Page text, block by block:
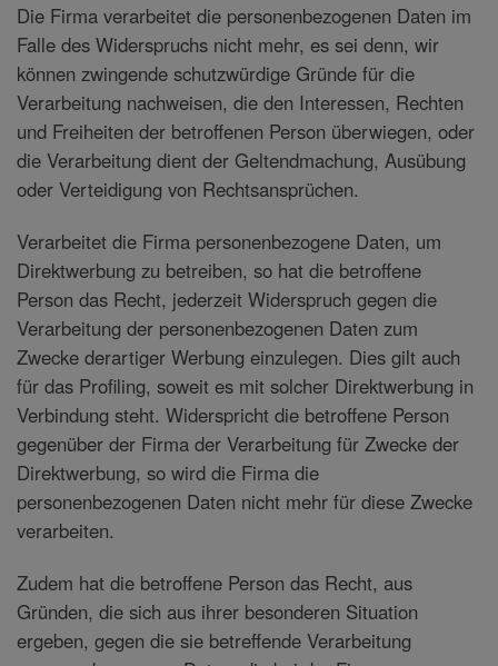
Die Firma verarbeitet die personenbezogenen Daten im
Falle des Widerspruchs nicht mehr, es sei denn, wir
können zwingende schutzwürdige Gründe für die
Verarbeitung nachweisen, die den Interessen, Rechten
und Freiheiten der betroffenen Person überwiegen, oder
die Verarbeitung dient der Geltendmachung, Ausübung
oder Verteidigung von Rechtsansprüchen.
Verarbeitet die Firma personenbezogene Daten, um
Direktwerbung zu betreiben, so hat die betroffene
Person das Recht, jederzeit Widerspruch gegen die
Verarbeitung der personenbezogenen Daten zum
Zwecke derartiger Werbung einzulegen. Dies gilt auch
für das Profiling, soweit es mit solcher Direktwerbung in
Verbindung steht. Widerspricht die betroffene Person
gegenüber der Firma der Verarbeitung für Zwecke der
Direktwerbung, so wird die Firma die
personenbezogenen Daten nicht mehr für diese Zwecke
verarbeiten.
Zudem hat die betroffene Person das Recht, aus
Gründen, die sich aus ihrer besonderen Situation
ergeben, gegen die sie betreffende Verarbeitung